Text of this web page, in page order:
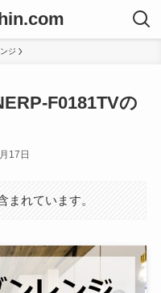
ジ
F0181TVの
17日
まれています。